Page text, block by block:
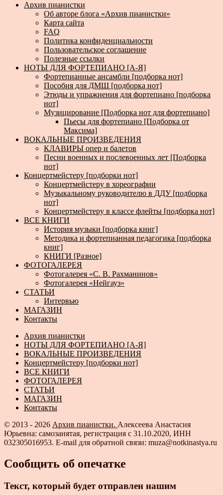
Архив пианистки
Об авторе блога «Архив пианистки»
Карта сайта
FAQ
Политика конфиденциальности
Пользовательское соглашение
Полезные ссылки
НОТЫ ДЛЯ ФОРТЕПИАНО [А-Я]
Фортепианные ансамбли [подборка нот]
Пособия для ДМШ [подборка нот]
Этюды и упражнения для фортепиано [подборка
нот]
Музицирование [Подборка нот для фортепиано]
Пьесы для фортепиано [Подборка от
Максима]
ВОКАЛЬНЫЕ ПРОИЗВЕДЕНИЯ
КЛАВИРЫ опер и балетов
Песни военных и послевоенных лет [Подборка
нот]
Концертмейстеру [подборки нот]
Концертмейстеру в хореографии
Музыкальному руководителю в ДДУ [подборка
нот]
Концертмейстеру в классе флейты [подборка нот]
ВСЕ КНИГИ
История музыки [подборка книг]
Методика и фортепианная педагогика [подборка
книг]
КНИГИ [Разное]
ФОТОГАЛЕРЕЯ
Фотогалерея «С. В. Рахманинов»
Фотогалерея «Нейгауз»
СТАТЬИ
Интервью
МАГАЗИН
Контакты
Архив пианистки
НОТЫ ДЛЯ ФОРТЕПИАНО [А-Я]
ВОКАЛЬНЫЕ ПРОИЗВЕДЕНИЯ
Концертмейстеру [подборки нот]
ВСЕ КНИГИ
ФОТОГАЛЕРЕЯ
СТАТЬИ
МАГАЗИН
Контакты
© 2013 - 2026 Архив пианистки. Алексеева Анастасия
Юрьевна: самозанятая, регистрация с 31.10.2020, ИНН
032305016953. E-mail для обратной связи: muza@notkinastya.ru
Сообщить об опечатке
Текст, который будет отправлен нашим